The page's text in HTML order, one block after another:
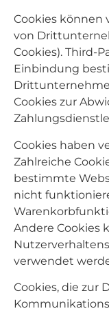
Cookies können
von
Cookies). Third-
Einbindung
Cookies zur
Cookies haben
Zahlreiche
bestimmte
nicht
Andere Cookies
verwendet
Cookies, die zur